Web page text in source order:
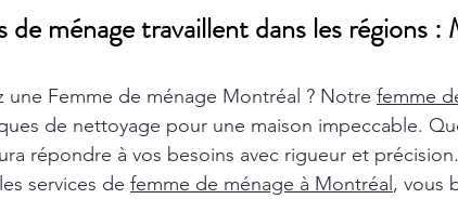
de ménage travaillent dans les régions
une Femme de ménage Montréal ? Notre femme
de nettoyage pour une maison impeccable.
répondre à vos besoins avec rigueur et précision.
services de femme de ménage à Montréal , vous